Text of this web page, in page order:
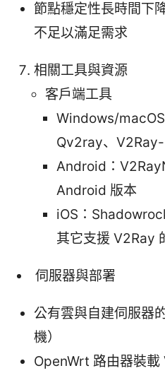
節點穩定性長時間下
不足以滿足需求
相關工具與資源
客戶端工具
Windows/macOS
Qv2ray、
Android：
Android 版本
iOS：
其它支援 V2Ray
伺服器與部署
公有雲與自建伺服器
機）
OpenWrt 路由器裝